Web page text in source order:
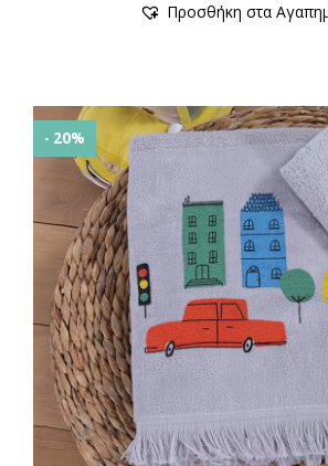
Προσθήκη στα
- 20%